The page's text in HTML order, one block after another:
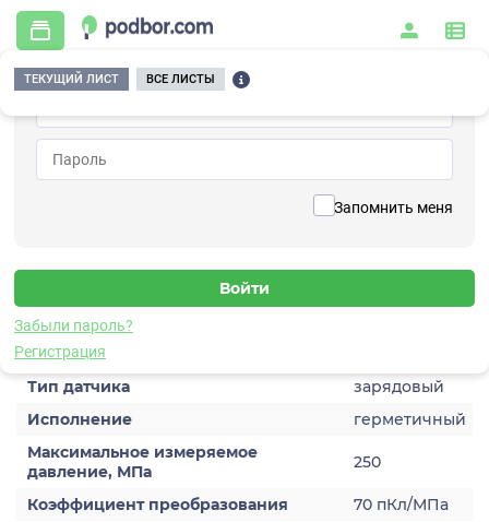
Запомнить меня
Забыли пароль?
Регистрация
ТЕКУЩИЙ ЛИСТ ВСЕ ЛИСТЫ
Главная / Контрольно-измерительные приборы и автоматика / Датчики /
Динамического давления / 5C102TA-2500-7
Датчик динамического давления
Характеристики
Тип датчика
зарядовый
Исполнение
герметичный
Максимальное измеряемое
давление, МПа
250
Коэффициент преобразования
70 пКл/МПа